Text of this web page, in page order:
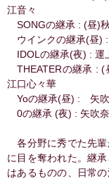
江音々
SONGの継承 : (昼)
ウインクの継承(昼)
IDOLの継承(夜) : 運
THEATERの継承 :
江口心々華
Yoの継承(昼) : 矢
0の継承 (夜) : 矢吹
各分野に秀でた先輩
に目を奪われた。継
はあるものの、日常